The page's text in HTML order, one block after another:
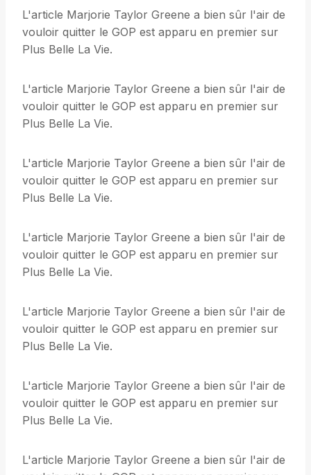
L'article Marjorie Taylor Greene a bien sûr l'air de
vouloir quitter le GOP est apparu en premier sur
Plus Belle La Vie.
L'article Marjorie Taylor Greene a bien sûr l'air de
vouloir quitter le GOP est apparu en premier sur
Plus Belle La Vie.
L'article Marjorie Taylor Greene a bien sûr l'air de
vouloir quitter le GOP est apparu en premier sur
Plus Belle La Vie.
L'article Marjorie Taylor Greene a bien sûr l'air de
vouloir quitter le GOP est apparu en premier sur
Plus Belle La Vie.
L'article Marjorie Taylor Greene a bien sûr l'air de
vouloir quitter le GOP est apparu en premier sur
Plus Belle La Vie.
L'article Marjorie Taylor Greene a bien sûr l'air de
vouloir quitter le GOP est apparu en premier sur
Plus Belle La Vie.
L'article Marjorie Taylor Greene a bien sûr l'air de